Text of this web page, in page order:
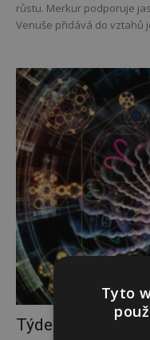
růstu. Merkur podporuje
Venuše přidává do vztahů
Týdenní horoskop
Tyto